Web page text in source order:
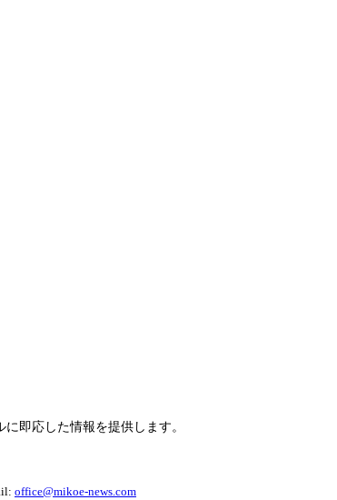
即応した情報を提供します。
office@mikoe-news.com